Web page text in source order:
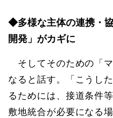
◆多様な主体の連携・
開発」がカギに
そしてそのための「
なると話す。「こうし
るためには、接道条件
敷地統合が必要になる